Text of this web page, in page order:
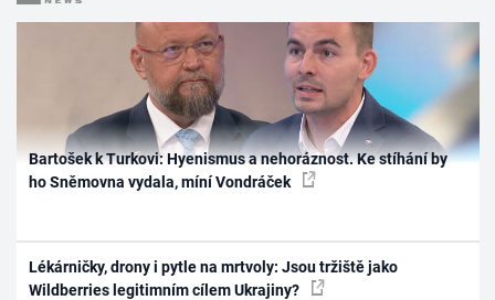
Bartošek k Turkovi: Hyenismus a nehoráznost. Ke stíhání by
ho Sněmovna vydala, míní Vondráček
Lékárničky, drony i pytle na mrtvoly: Jsou tržiště jako
Wildberries legitimním cílem Ukrajiny?